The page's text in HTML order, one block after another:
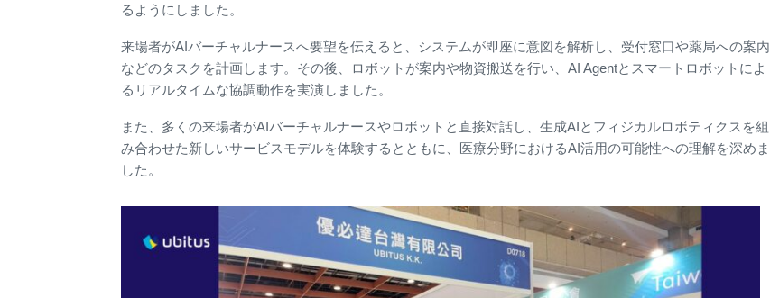
るようにしました。
来場者がAIバーチャルナースへ要望を伝えると、システムが即座に意図を解析し、受付窓口や薬局への案内
などのタスクを計画します。その後、ロボットが案内や物資搬送を行い、AI Agentとスマートロボットによ
るリアルタイムな協調動作を実演しました。
また、多くの来場者がAIバーチャルナースやロボットと直接対話し、生成AIとフィジカルロボティクスを組
み合わせた新しいサービスモデルを体験するとともに、医療分野におけるAI活用の可能性への理解を深めま
した。